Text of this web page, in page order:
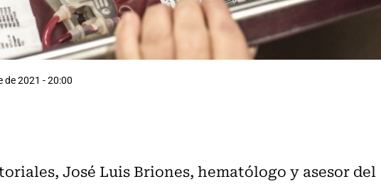
de 2021 - 20:00
José Luis Briones, hematólogo y asesor del